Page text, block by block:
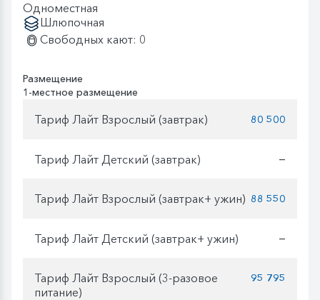
Одноместная
Шлюпочная
Свободных кают: 0
Размещение
1-местное размещение
Тариф Лайт Взрослый (завтрак) 80 500
Тариф Лайт Детский (завтрак) —
Тариф Лайт Взрослый (завтрак+ ужин) 88 550
Тариф Лайт Детский (завтрак+ ужин) —
Тариф Лайт Взрослый (3-разовое
питание)
95 795